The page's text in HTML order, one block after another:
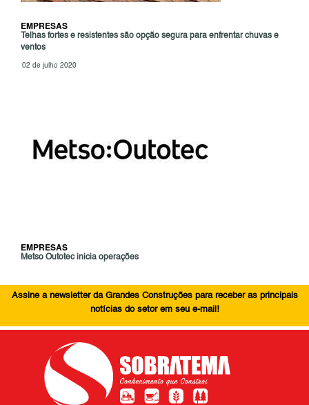
EMPRESAS
Telhas fortes e resistentes são opção segura para enfrentar chuvas e
ventos
02 de julho 2020
EMPRESAS
Metso Outotec inicia operações
Assine a newsletter da Grandes Construções para receber as principais
notícias do setor em seu e-mail!